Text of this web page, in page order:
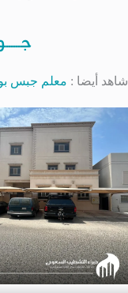
شاهد أيضا : معلم جبس